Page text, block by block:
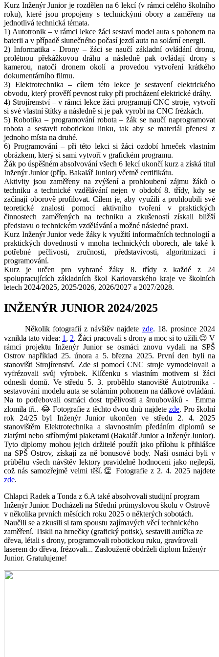
Kurz Inženýr Junior je rozdělen na 6 lekcí (v rámci celého školního
roku), které jsou propojeny s technickými obory a zaměřeny na
jednotlivá technická témata.
1) Autotronik – v rámci lekce žáci sestaví model auta s pohonem na
baterii a v případě slunečného počasí jezdí auta na solární energii.
2) Informatika - Drony – žáci se naučí základní ovládání dronu,
prolétnou překážkovou dráhu a následně pak ovládají drony s
kamerou, natočí dronem okolí a provedou vytvoření krátkého
dokumentárního filmu.
3) Elektrotechnika – cílem této lekce je sestavení elektrického
obvodu, který prověří pevnost ruky při procházení elektrické dráhy.
4) Strojírenství – v rámci lekce žáci programují CNC stroje, vytvoří
si své vlastní štítky a následně si je pak vyrobí na CNC frézkách.
5) Robotika – programování robota – žák se naučí naprogramovat
robota a sestavit robotickou linku, tak aby se materiál přenesl z
jednoho místa na druhé.
6) Programování – při této lekci si žáci ozdobí hrneček vlastním
obrázkem, který si sami vytvoří v grafickém programu.
Žák po úspěšném absolvování všech 6 lekcí ukončí kurz a získá titul
Inženýr Junior (příp. Bakalář Junior) včetně certifikátu.
Aktivity jsou zaměřeny na zvýšení a prohloubení zájmu žáků o
techniku a technické vzdělávání nejen v období 8. třídy, kdy se
začínají oborově profilovat. Cílem je, aby využili a prohloubili své
teoretické znalosti pomocí aktivního tvoření v praktických
činnostech zaměřených na techniku a zkušeností získali bližší
představu o technickém vzdělávání a možné následné praxi.
Kurz Inženýr Junior vede žáky k využití informačních technologií a
praktických dovedností v mnoha technických oborech, ale také k
potřebné pečlivosti, zručnosti, představivosti, algoritmizaci i
programování.
Kurz je určen pro vybrané žáky 8. třídy z každé z 24
spolupracujících základních škol Karlovarského kraje ve školních
letech 2024/2025, 2025/2026, 2026/2027 a 2027/2028.
INŽENÝR JUNIOR 2024/2025
Několik fotografií z návštěv najdete zde. 18. prosince 2024
vznikla tato videa: 1 , 2. Žáci pracovali s drony a moc si to užili.😉 V
rámci projektu Inženýr Junior se osmáci znovu vydali na SPŠ
Ostrov například 25. února a 5. března 2025. První den byli na
stanovišti Strojírenství. Zde si pomocí CNC stroje vymodelovali a
vyfrézovali svůj výrobek. Klíčenku s vlastním motivem si žáci
odnesli domů. Ve středu 5. 3. proběhlo stanoviště Autotronika -
sestavování modelu auta se solárním pohonem na dálkové ovládání.
Na to potřebovali osmáci dost trpělivosti a šroubováků - Emma
zlomila tři.. 😂 Fotografie z těchto dvou dnů najdetezde. Pro školní
rok 24/25 byl Inženýr Junior ukončen ve středu 2. 4. 2025
stanovištěm Elektrotechnika a slavnostním předáním diplomů se
zlatými nebo stříbrnými plaketami (Bakalář Junior a Inženýr Junior).
Tyto diplomy mohou jejich držitelé použít jako přílohu k přihlášce
na SPŠ Ostrov, získají za ně bonusové body. Naši osmáci byli v
průběhu všech návštěv lektory pravidelně hodnoceni jako nejlepší,
což nás samozřejmě velmi těší.👏 Fotografie z 2. 4. 2025 najdete
zde.
Chlapci Radek a Tonda z 6.A také absolvovali studijní program
Inženýr Junior. Docházeli na Střední průmyslovou školu v Ostrově
v několika prvních měsících roku 2025 o některých sobotách.
Naučili se a zkusili si tam spoustu zajímavých věcí technického
zaměření. Tiskli na hrnečky (grafický potisk), sestavili autíčka ze
dřeva, létali s drony, programovali robotickou ruku, gravírovali
laserem do dřeva, frézovali... Zaslouženě obdrželi diplom Inženýr
Junior. Gratulujeme!